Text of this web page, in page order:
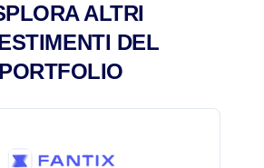
ALTRI
DEL
PORTFOLIO